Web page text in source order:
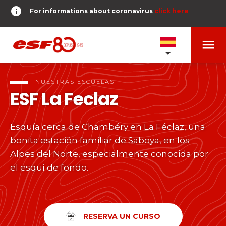
info For informations about coronavirus click here
menu
NUESTRAS ESCUELAS expand_more
search
o
room MI UBICACIÓN
PRUEBAS Y ÉTOILES expand_more
Pruebas de esquí alpino
Niños
Del Piou-Piou a la Étoile d'Or
Adolescentes y adultos
Todos los niveles
DERNIER-PLANTER-DE-BATON expand_more
timer RESULTADOS expand_more
NUESTRAS ESCUELAS
ESFLa Feclaz
Esquía cerca de Chambéry en La Féclaz, una
bonita estación familiar de Saboya, en los
Alpes del Norte, especialmente conocida por
el esquí de fondo.
RESERVA UN CURSO